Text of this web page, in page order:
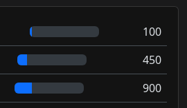
100
450
900